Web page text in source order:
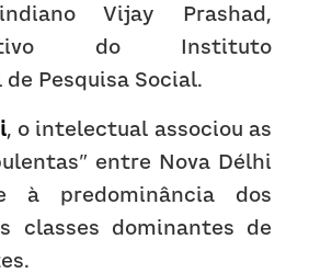
Vijay Prashad,
do Instituto
Pesquisa Social.
, o intelectual associou as
entre Nova Délhi
à predominância dos
classes dominantes de